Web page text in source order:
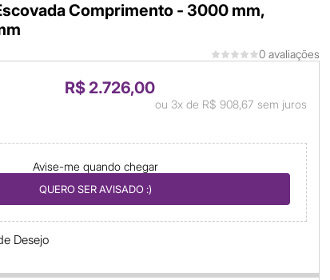
Comprimento - 3000 mm,
0 avaliações
R$ 2.726,00
ou 3x de R$ 908,67 sem juros
Avise-me quando chegar
QUERO SER AVISADO :)
Desejo